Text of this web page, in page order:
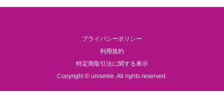
プライバシーポリシー
利用規約
特定商取引法に関する表示
Copyright © unismile. All rights reserved.